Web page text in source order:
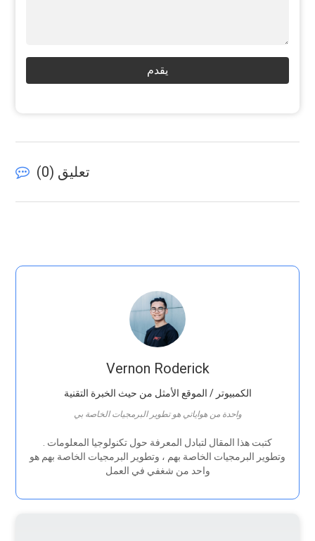
يقدم
تعليق ( 0
)
Vernon Roderick
الكمبيوتر / الموقع الأمثل من حيث الخبرة التقنية
واحدة من هواياتي هو تطوير البرمجيات الخاصة بي
وتطوير البرمجيات الخاصة بهم ، وتطوير البرمجيات الخاصة بهم هو
واحد من شغفي في العمل